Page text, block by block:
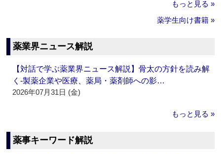
もっと見る »
薬学生向け書籍 »
薬業界ニュース解説
【対話で学ぶ薬業界ニュース解説】骨太の方針を読み解
く‐製薬企業や医療、薬局・薬剤師への影…
2026年07月31日 (金)
もっと見る »
薬事キーワード解説